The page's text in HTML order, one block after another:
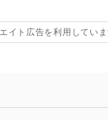
イト広告を利用していま